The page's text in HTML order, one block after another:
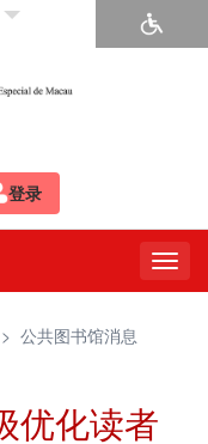
登录
> 公共图书馆消息
优化读者